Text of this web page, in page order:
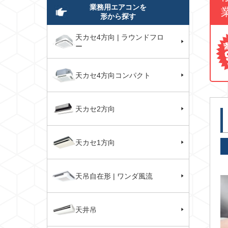
業務用エアコンを
形から探す
天カセ4方向 | ラウンドフロ
ー
天カセ4方向コンパクト
天カセ2方向
天カセ1方向
天吊自在形 | ワンダ風流
天井吊